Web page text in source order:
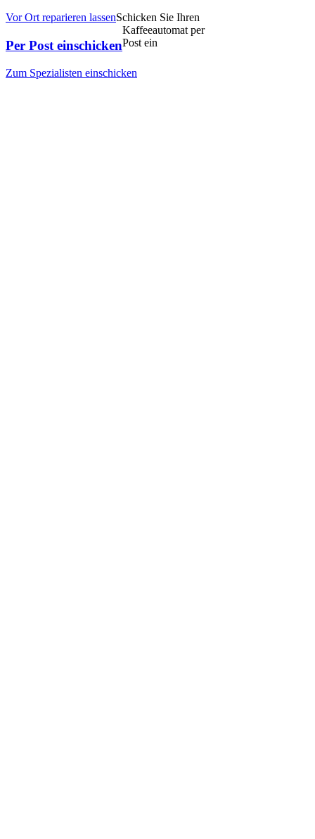
Vor Ort reparieren lassen
Per Post einschicken
Schicken Sie Ihren
Kaffeeautomat per
Post ein
Zum Spezialisten einschicken